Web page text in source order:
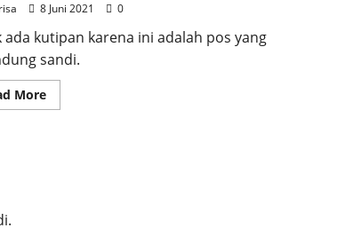
8 Juni 2021 0
ada kutipan karena ini adalah pos yang
sandi.
More